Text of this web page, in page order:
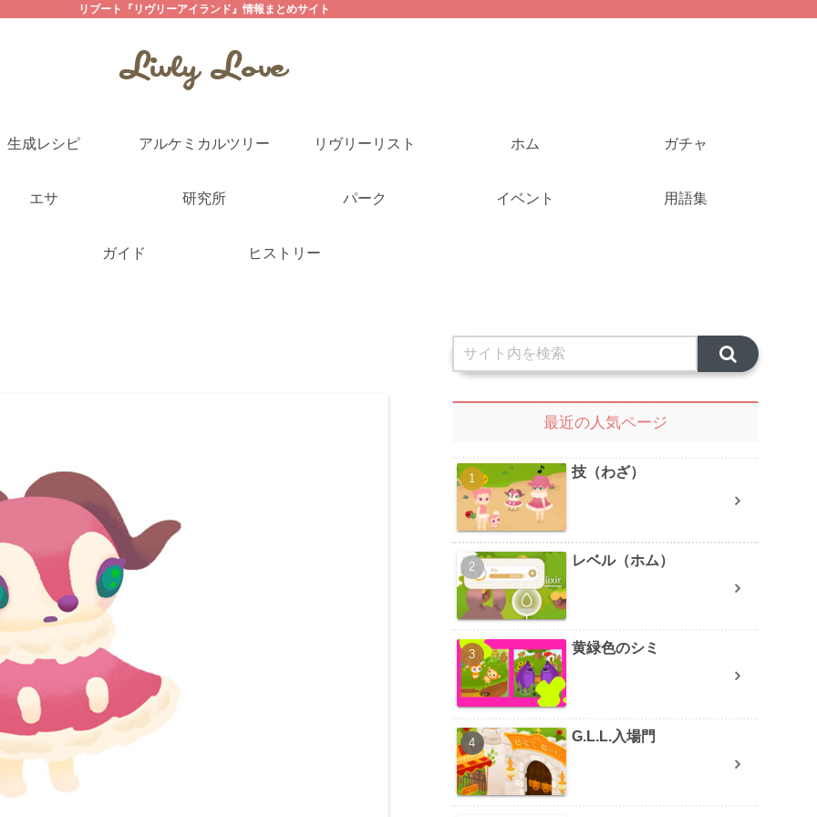
リブート『リヴリーアイランド』情報まとめサイト
生成レシピ アルケミカルツリー リヴリーリスト ホム ガチャ
エサ 研究所 パーク イベント 用語集
ガイド ヒストリー
最近の人気ページ
技（わざ）
レベル（ホム）
黄緑色のシミ
G.L.L.入場門